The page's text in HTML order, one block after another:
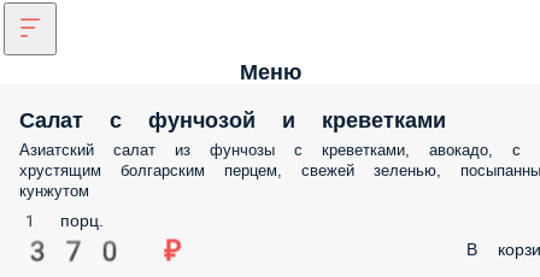
Меню
Салат с фунчозой и креветками
Азиатский салат из фунчозы с креветками, авокадо, с
хрустящим болгарским перцем, свежей зеленью, посыпанны
кунжутом
1 порц.
370 ₽ В